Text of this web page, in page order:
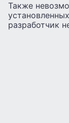
Также
разработчик